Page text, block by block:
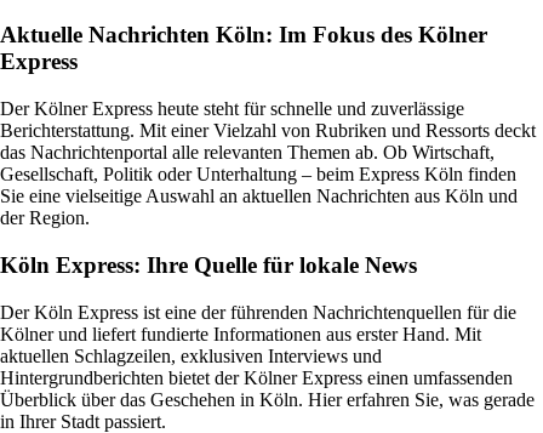
Aktuelle Nachrichten Köln: Im Fokus des Kölner
Express
Der Kölner Express heute steht für schnelle und zuverlässige
Berichterstattung. Mit einer Vielzahl von Rubriken und Ressorts deckt
das Nachrichtenportal alle relevanten Themen ab. Ob Wirtschaft,
Gesellschaft, Politik oder Unterhaltung – beim Express Köln finden
Sie eine vielseitige Auswahl an aktuellen Nachrichten aus Köln und
der Region.
Köln Express: Ihre Quelle für lokale News
Der Köln Express ist eine der führenden Nachrichtenquellen für die
Kölner und liefert fundierte Informationen aus erster Hand. Mit
aktuellen Schlagzeilen, exklusiven Interviews und
Hintergrundberichten bietet der Kölner Express einen umfassenden
Überblick über das Geschehen in Köln. Hier erfahren Sie, was gerade
in Ihrer Stadt passiert.